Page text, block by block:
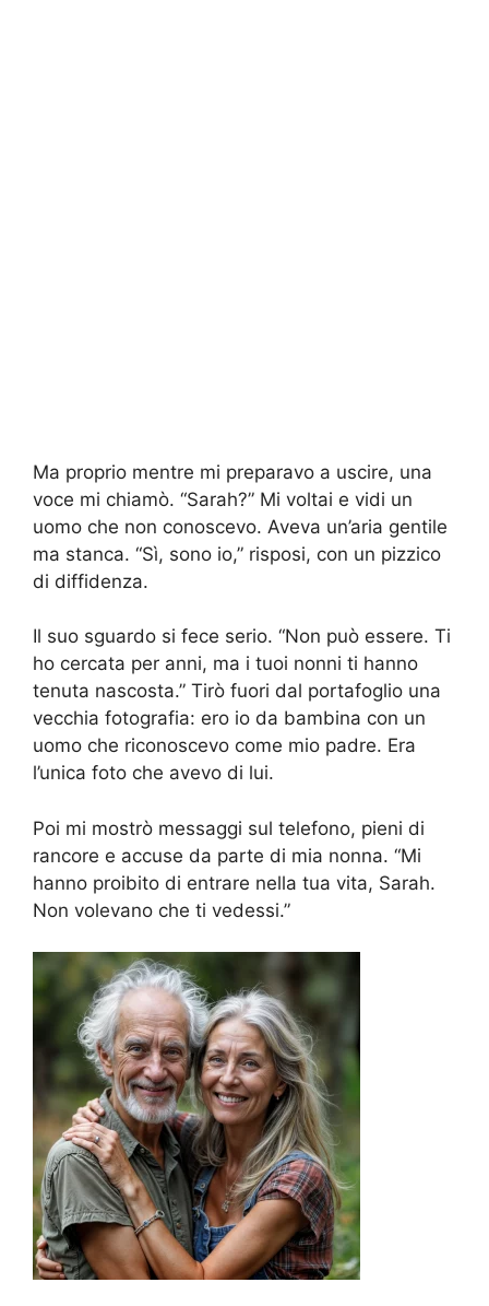
Ma proprio mentre mi preparavo a uscire, una
voce mi chiamò. “Sarah?” Mi voltai e vidi un
uomo che non conoscevo. Aveva un’aria gentile
ma stanca. “Sì, sono io,” risposi, con un pizzico
di diffidenza.
Il suo sguardo si fece serio. “Non può essere. Ti
ho cercata per anni, ma i tuoi nonni ti hanno
tenuta nascosta.” Tirò fuori dal portafoglio una
vecchia fotografia: ero io da bambina con un
uomo che riconoscevo come mio padre. Era
l’unica foto che avevo di lui.
Poi mi mostrò messaggi sul telefono, pieni di
rancore e accuse da parte di mia nonna. “Mi
hanno proibito di entrare nella tua vita, Sarah.
Non volevano che ti vedessi.”